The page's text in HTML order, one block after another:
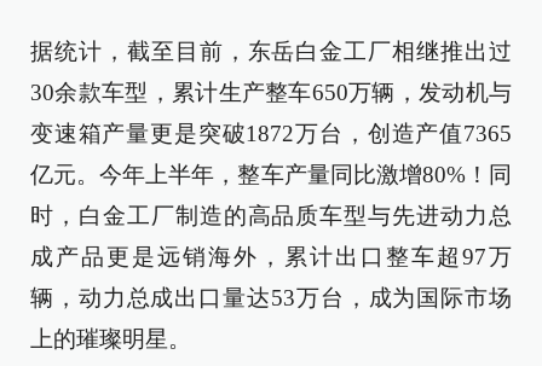
据统计，截至目前，东岳白金工厂相继推出过
30余款车型，累计生产整车650万辆，发动机与
变速箱产量更是突破1872万台，创造产值7365
亿元。今年上半年，整车产量同比激增80%！同
时，白金工厂制造的高品质车型与先进动力总
成产品更是远销海外，累计出口整车超97万
辆，动力总成出口量达53万台，成为国际市场
上的璀璨明星。